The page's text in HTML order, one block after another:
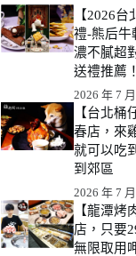
【2026台
禮-熊后牛
濃不膩超
送禮推薦！
2026 年 7
【台北桶
春店，來
就可以吃
到郊區
2026 年 7
【龍潭烤
店，只要
無限取用